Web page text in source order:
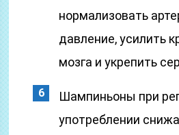
нормализовать
давление, усилить
мозга и укрепить
Шампиньоны при
употреблении